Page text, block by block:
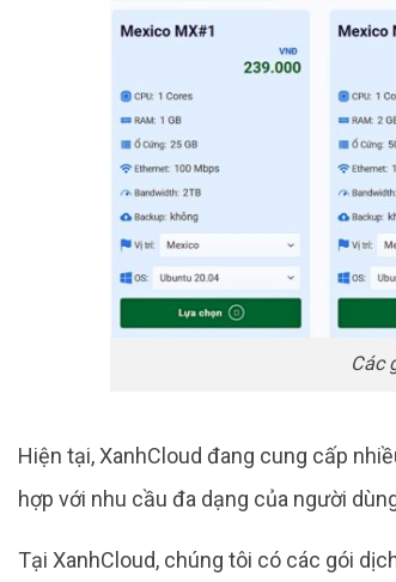
Các
Hiện tại, XanhCloud đang cung cấp
hợp với nhu cầu đa dạng của người
Tại XanhCloud, chúng tôi có các gói